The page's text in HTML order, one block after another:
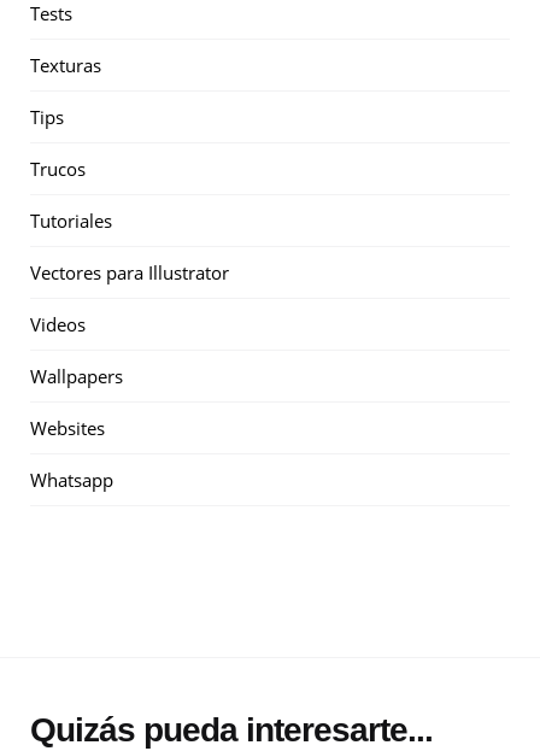
Tests
Texturas
Tips
Trucos
Tutoriales
Vectores para Illustrator
Videos
Wallpapers
Websites
Whatsapp
Quizás pueda interesarte...